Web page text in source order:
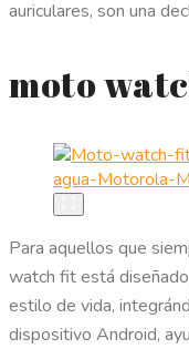
auriculares, son una
moto
Para aquellos que
watch fit está
estilo de vida,
dispositivo Android,